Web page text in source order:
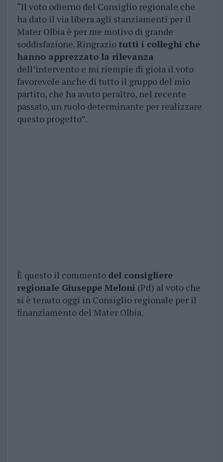
“Il voto odierno del Consiglio regionale che
ha dato il via libera agli stanziamenti per il
Mater Olbia è per me motivo di grande
soddisfazione. Ringrazio tutti i colleghi che
hanno apprezzato la rilevanza
dell’intervento e mi riempie di gioia il voto
favorevole anche di tutto il gruppo del mio
partito, che ha avuto peraltro, nel recente
passato, un ruolo determinante per realizzare
questo progetto”.
È questo il commento del consigliere
regionale Giuseppe Meloni (Pd) al voto che
si è tenuto oggi in Consiglio regionale per il
finanziamento del Mater Olbia.